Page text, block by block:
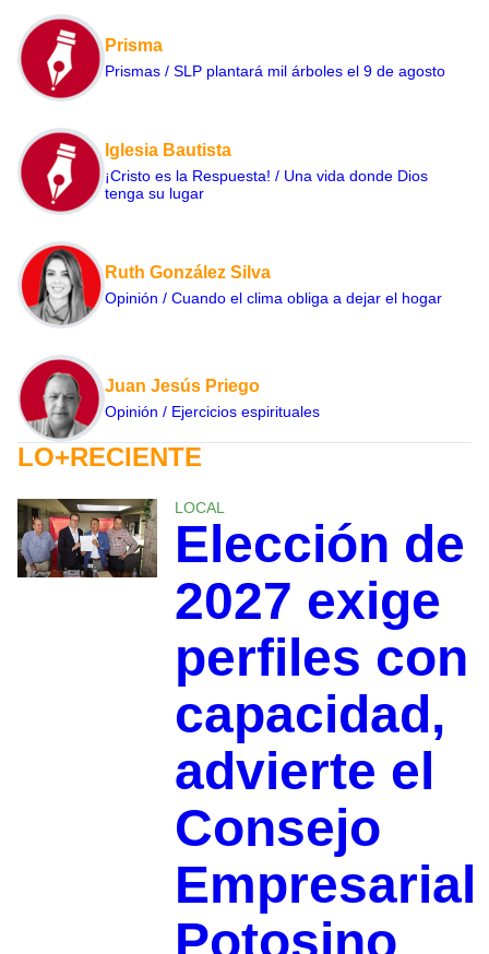
Prisma
Prismas / SLP plantará mil árboles el 9 de agosto
Iglesia Bautista
¡Cristo es la Respuesta! / Una vida donde Dios
tenga su lugar
Ruth González Silva
Opinión / Cuando el clima obliga a dejar el hogar
Juan Jesús Priego
Opinión / Ejercicios espirituales
LO+RECIENTE
LOCAL
Elección de
2027 exige
perfiles con
capacidad,
advierte el
Consejo
Empresarial
Potosino